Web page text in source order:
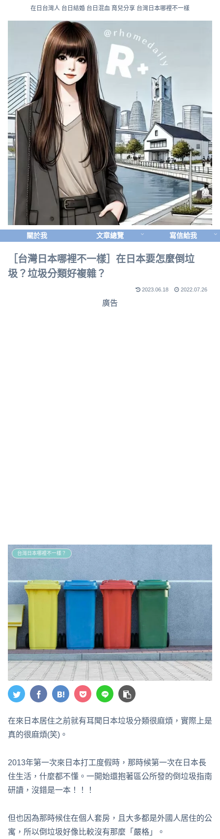
在日台灣人 台日結婚 台日混血 育兒分享 台灣日本哪裡不一樣
關於我 文章總覽 寫信給我
［台灣日本哪裡不一樣］在日本要怎麼倒垃
圾？垃圾分類好複雜？
2023.06.18 2022.07.26
廣告
台灣日本哪裡不一樣？
在來日本居住之前就有耳聞日本垃圾分類很麻煩，實際上是
真的很麻煩(笑)。
2013年第一次來日本打工度假時，那時候第一次在日本長
住生活，什麼都不懂。一開始還抱著區公所發的倒垃圾指南
研讀，沒錯是一本！！！
但也因為那時候住在個人套房，且大多都是外國人居住的公
寓，所以倒垃圾好像比較沒有那麼「嚴格」。